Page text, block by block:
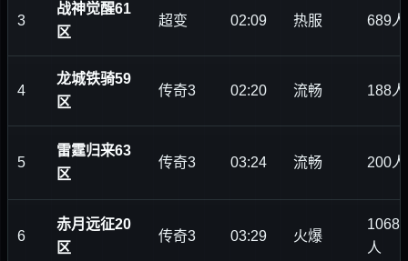
3
战神觉醒61
区
超变 02:09 热服 689人
4
龙城铁骑59
区
传奇3 02:20 流畅 188人
5
雷霆归来63
区
传奇3 03:24 流畅 200人
6
赤月远征20
区
传奇3 03:29 火爆
1068
人